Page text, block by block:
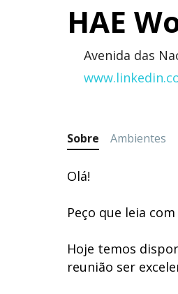
HAE
Avenida das
Sobre Ambientes
Olá!
Peço que leia
Hoje temos
reunião ser